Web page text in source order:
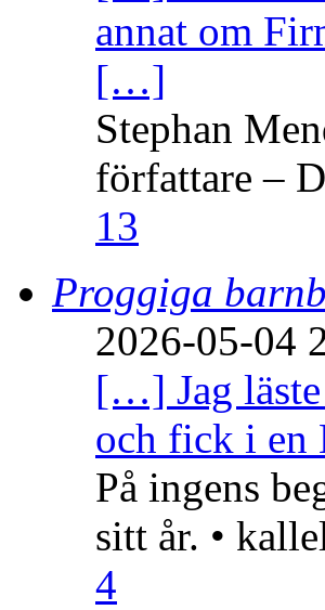
annat om
[…]
Stephan
författare –
13
Proggiga
2026-05-04
[…] Jag läste
och fick i en
På ingens
sitt år. •
4